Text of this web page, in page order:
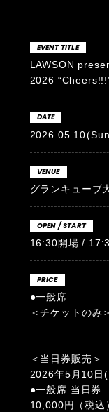
EVENT TITLE
LAWSON
2026
DATE
2026.05.10
VENUE
グランキューブ
OPEN / START
16:30開場 /
PRICE
●一般席
＜チケットのみ
＜当日券販売＞
2026年5月10日
●一般席 当日券
10,000円（税込